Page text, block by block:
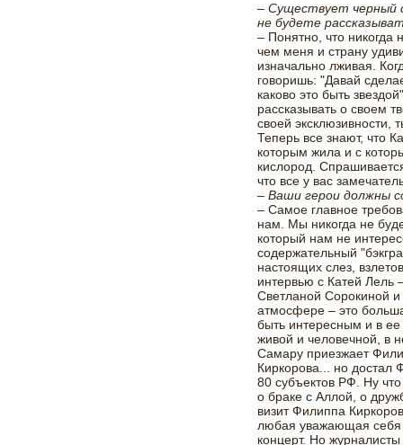
– Существует черный
не будете
– Понятно, что никогда
чем меня и страну
изначально лживая.
говоришь: "Давай
каково это быть
рассказывать о своем
своей эксклюзивности,
Теперь все знают, что
которым жила и с
кислород.
что все у вас
– Ваши герои должны
– Самое главное
нам. Мы никогда не
который нам не
содержательный
настоящих слез,
интервью с Катей Лель
Светланой Сорокиной и
атмосфере – это
быть интересным и в
живой и человечной, в
Самару приезжает
Киркорова... но
80 субъектов РФ. Ну
о браке с Аллой, о
визит Филиппа
любая уважающая себя
концерт. Но